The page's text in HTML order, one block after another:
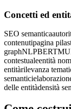
Concetti ed
SEO semantica
contenutipagina
graphNLPBERT
contestualeentità
entitàrilevanza
semantici
delle entitàdensità